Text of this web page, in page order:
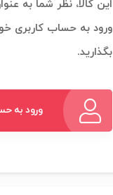
این کالا، نظر شما به
ورود به حساب کاربری
بگذارید.
ورود به